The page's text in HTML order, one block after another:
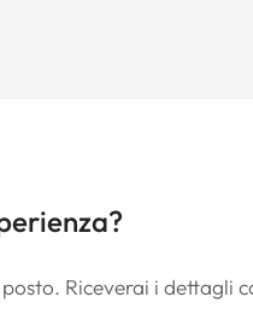
Riceverai i dettagli